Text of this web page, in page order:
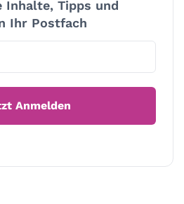
Inhalte, Tipps und
Ihr Postfach